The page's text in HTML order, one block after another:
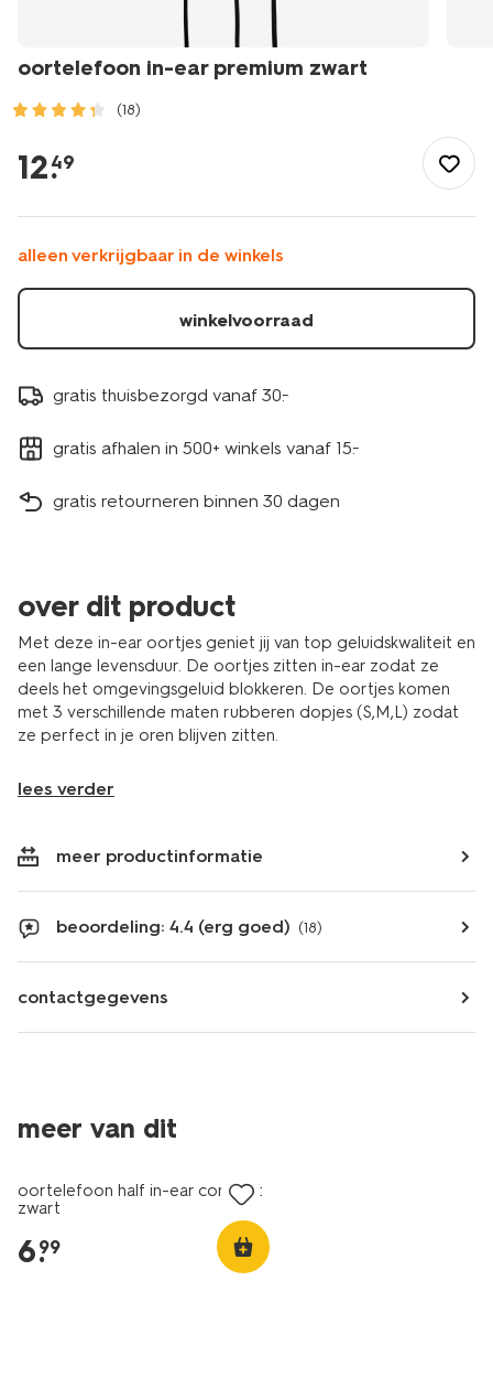
oortelefoon in-ear premium zwart
(18)
kantoor/elektronica/audio/oortelefoon-
in-
premium-
zwart-
39620022.html
12.
49
alleen verkrijgbaar in de winkels
winkelvoorraad
gratis thuisbezorgd vanaf 30.-
gratis afhalen in 500+ winkels vanaf 15.-
gratis retourneren binnen 30 dagen
over dit product
Met deze in-ear oortjes geniet jij van top geluidskwaliteit en
een lange levensduur. De oortjes zitten in-ear zodat ze
deels het omgevingsgeluid blokkeren. De oortjes komen
met 3 verschillende maten rubberen dopjes (S,M,L) zodat
ze perfect in je oren blijven zitten.
lees verder
meer productinformatie
beoordeling: 4.4 (erg goed) (18)
contactgegevens
meer van dit
oortelefoon half in-ear comfort
zwart
6.
99